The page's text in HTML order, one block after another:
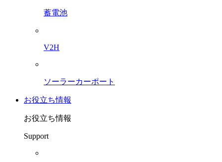
蓄電池
V2H
ソーラーカーポート
お役立ち情報
お役立ち情報
Support